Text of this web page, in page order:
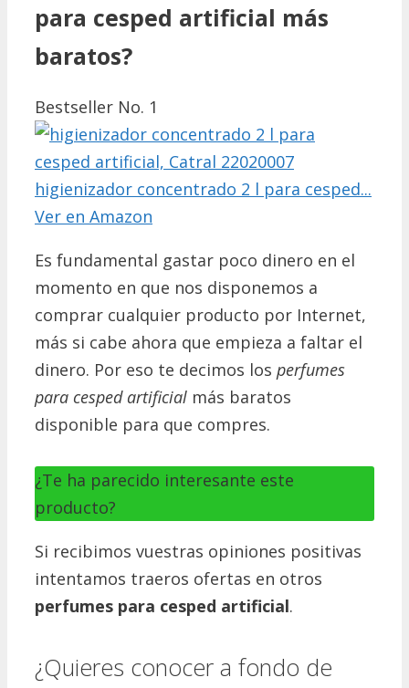
para cesped artificial más
baratos?
Bestseller No. 1
higienizador concentrado 2 l para cesped...
Ver en Amazon
Es fundamental gastar poco dinero en el
momento en que nos disponemos a
comprar cualquier producto por Internet,
más si cabe ahora que empieza a faltar el
dinero. Por eso te decimos los perfumes
para cesped artificial más baratos
disponible para que compres.
¿Te ha parecido interesante este
producto?
Si recibimos vuestras opiniones positivas
intentamos traeros ofertas en otros
perfumes para cesped artificial.
¿Quieres conocer a fondo de